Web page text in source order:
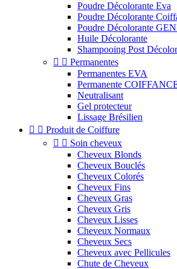
Poudre Décolorante Eva
Poudre Décolorante
Poudre Décolorante
Huile Décolorante
Shampooing Post
  Permanentes
Permanentes EVA
Permanente
Neutralisant
Gel protecteur
Lissage Brésilien
  Produit de Coiffure
  Soin cheveux
Cheveux Blonds
Cheveux Bouclés
Cheveux Colorés
Cheveux Fins
Cheveux Gras
Cheveux Gris
Cheveux Lisses
Cheveux Normaux
Cheveux Secs
Cheveux avec Pellicules
Chute de Cheveux